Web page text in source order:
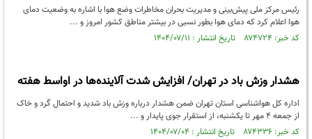
رئیس مرکز ملی پیش‌بینی و مدیریت بحران مخاطرات وضع هوا با اشاره به وضعیت دمای
هوا اعلام کرد که دمای هوا بطور نسبی در بیشتر مناطق کشور امروز و ...
کد خبر: ۸۷۴۷۲۴ تاریخ انتشار : ۱۴۰۴/۰۷/۱۱
هشدار وزش باد در تهران/ افزایش شدت آلاینده‌ها در اواسط هفته
اداره کل هواشناسی استان تهران ضمن هشدار درباره وزش باد شدید و احتمال گرد و خاک
از جمعه ۴ مهر تا یکشنبه، از استقرار جوی پایدار و ...
کد خبر: ۸۷۴۳۳۶ تاریخ انتشار : ۱۴۰۴/۰۷/۰۴